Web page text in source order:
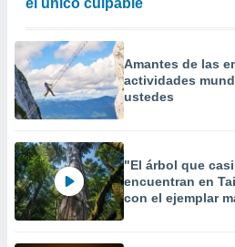
el único culpable
Amantes de las
actividades
ustedes
"El árbol que
encuentran en
con el ejemplar